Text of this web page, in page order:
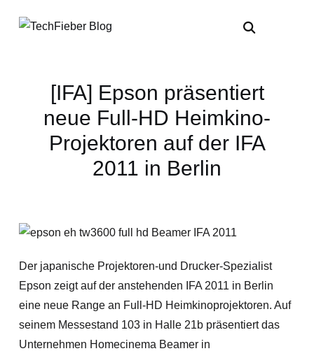
[IFA] Epson präsentiert
neue Full-HD Heimkino-
Projektoren auf der IFA
2011 in Berlin
Der japanische Projektoren-und Drucker-Spezialist
Epson zeigt auf der anstehenden IFA 2011 in Berlin
eine neue Range an Full-HD Heimkinoprojektoren. Auf
seinem Messestand 103 in Halle 21b präsentiert das
Unternehmen Homecinema Beamer in